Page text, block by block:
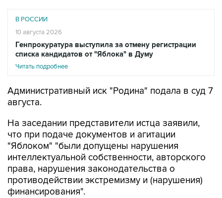
В РОССИИ
10 августа 2026
Генпрокуратура выступила за отмену регистрации
списка кандидатов от "Яблока" в Думу
Читать подробнее
Административный иск "Родина" подала в суд 7
августа.
На заседании представители истца заявили,
что при подаче документов и агитации
"Яблоком" "были допущены нарушения
интеллектуальной собственности, авторского
права, нарушения законодательства о
противодействии экстремизму и (нарушения)
финансирования".